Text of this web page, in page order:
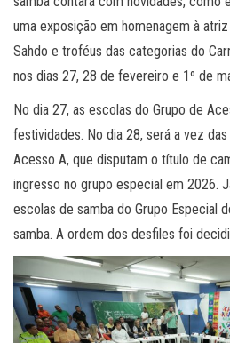
uma exposição em homenagem à
Sahdo e troféus das categorias do
nos dias 27, 28 de fevereiro e 1º de
No dia 27, as escolas do Grupo de
festividades. No dia 28, será a vez
Acesso A, que disputam o título de
ingresso no grupo especial em 2026.
escolas de samba do Grupo Especial
samba. A ordem dos desfiles foi